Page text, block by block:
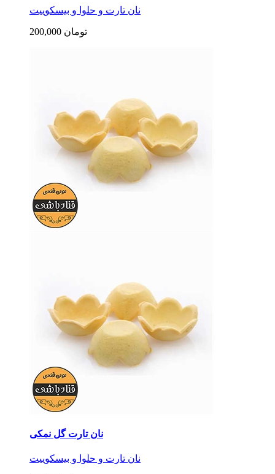
نان تارت و حلوا و بیسکوییت
200,000 تومان
نان تارت گل نمکی
نان تارت و حلوا و بیسکوییت